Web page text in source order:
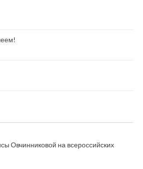
Овчинниковой на всероссийских